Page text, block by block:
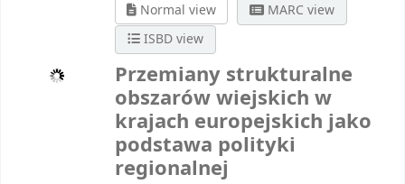
Normal view
MARC view
ISBD view
Przemiany strukturalne
obszarów wiejskich w
krajach europejskich jako
podstawa polityki
regionalnej